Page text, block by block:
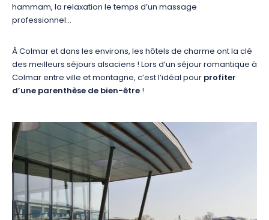
hammam, la relaxation le temps d’un massage
professionnel…
À Colmar et dans les environs, les hôtels de charme ont la clé
des meilleurs séjours alsaciens ! Lors d’un séjour romantique à
Colmar entre ville et montagne, c’est l’idéal pourprofiter
d’une parenthèse de bien-être!